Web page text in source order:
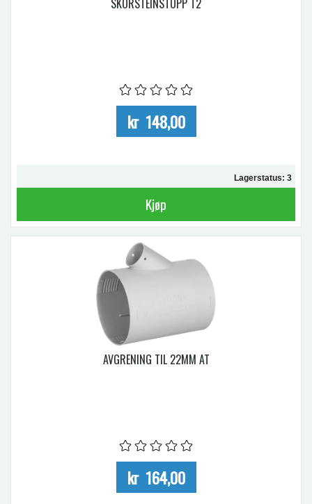
kr 148,00
Lagerstatus: 3
Kjøp
AVGRENING TIL 22MM AT
kr 164,00